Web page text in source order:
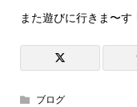
また遊びに行きま〜す
ブログ